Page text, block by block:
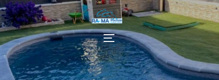
Saltar
al
contenido
ALTERNAR LA BARRA LATERAL